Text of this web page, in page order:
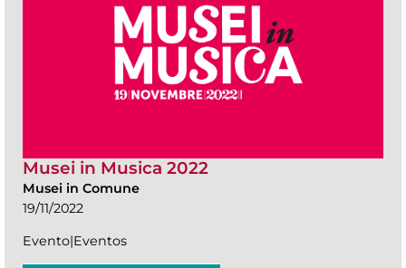
Musei in Musica 2022
Musei in Comune
19/11/2022
Evento|Eventos